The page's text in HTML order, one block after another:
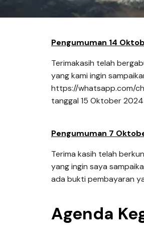
Pengumuman 14
Terimakasih telah
yang kami ingin
https://whatsapp.com/
tanggal 15 Oktober
Pengumuman 7
Terima kasih telah
yang ingin saya
ada bukti pembayaran
Agenda